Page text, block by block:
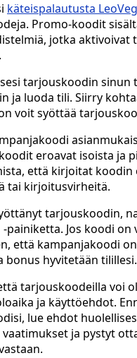
käteispalautusta
Promo-koodit
jotka aktivoivat
tarjouskoodin sinun
ja luoda tili. Siirry
voit syöttää
eroavat isoista ja
että kirjoitat koodin
tai kirjoitusvirheitä.
tarjouskoodin,
painiketta. Jos koodi on
että kampanjakoodi
bonus hyvitetään tilillesi.
tarjouskoodeilla voi
ja käyttöehdot.
lue ehdot
ja pystyt